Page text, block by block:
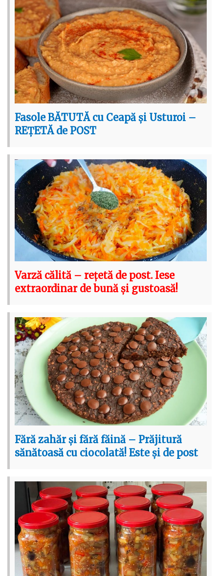
Fasole BĂTUTĂ cu Ceapă și Usturoi –
REȚETĂ de POST
Varză călită – rețetă de post. Iese
extraordinar de bună și gustoasă!
Fără zahăr și fără făină – Prăjitură
sănătoasă cu ciocolată! Este și de post